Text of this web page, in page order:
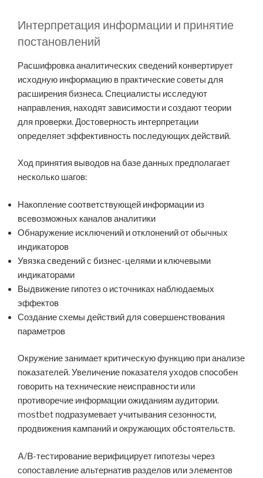
Интерпретация информации и принятие
постановлений
Расшифровка аналитических сведений конвертирует
исходную информацию в практические советы для
расширения бизнеса. Специалисты исследуют
направления, находят зависимости и создают теории
для проверки. Достоверность интерпретации
определяет эффективность последующих действий.
Ход принятия выводов на базе данных предполагает
несколько шагов:
Накопление соответствующей информации из
всевозможных каналов аналитики
Обнаружение исключений и отклонений от обычных
индикаторов
Увязка сведений с бизнес-целями и ключевыми
индикаторами
Выдвижение гипотез о источниках наблюдаемых
эффектов
Создание схемы действий для совершенствования
параметров
Окружение занимает критическую функцию при анализе
показателей. Увеличение показателя уходов способен
говорить на технические неисправности или
противоречие информации ожиданиям аудитории.
mostbet подразумевает учитывания сезонности,
продвижения кампаний и окружающих обстоятельств.
A/B-тестирование верифицирует гипотезы через
сопоставление альтернатив разделов или элементов